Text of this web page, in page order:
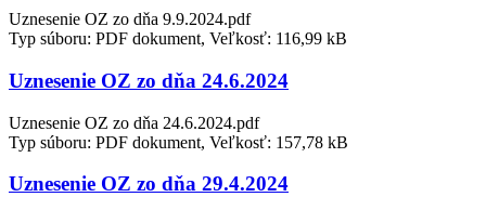
Uznesenie OZ zo dňa 9.9.2024.pdf
Typ súboru: PDF dokument, Veľkosť: 116,99 kB
Uznesenie OZ zo dňa 24.6.2024
Uznesenie OZ zo dňa 24.6.2024.pdf
Typ súboru: PDF dokument, Veľkosť: 157,78 kB
Uznesenie OZ zo dňa 29.4.2024